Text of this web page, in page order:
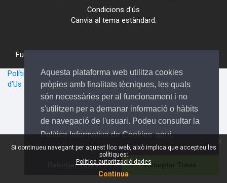
Aquesta plataforma web utilitza cookies
pròpies amb finalitats tècniques, les quals
són necessàries per al funcionament i no
s'utilitzen per a demanar informació o hàbits
de navegació de l'usuari. Podeu consultar la
Política Informativa de Cookiesaquí.
Rebutjar Totes Acceptar Totes
Condicions d'ús
Canvia al tema estàndard.
Funciona amb
Política de Cookies - Política de Privacitat - Condicions Generals
d’Us
Si continueu navegant per aquest lloc web, això implica que accepteu les
polítiques:
Política autorització dades
Continua
x